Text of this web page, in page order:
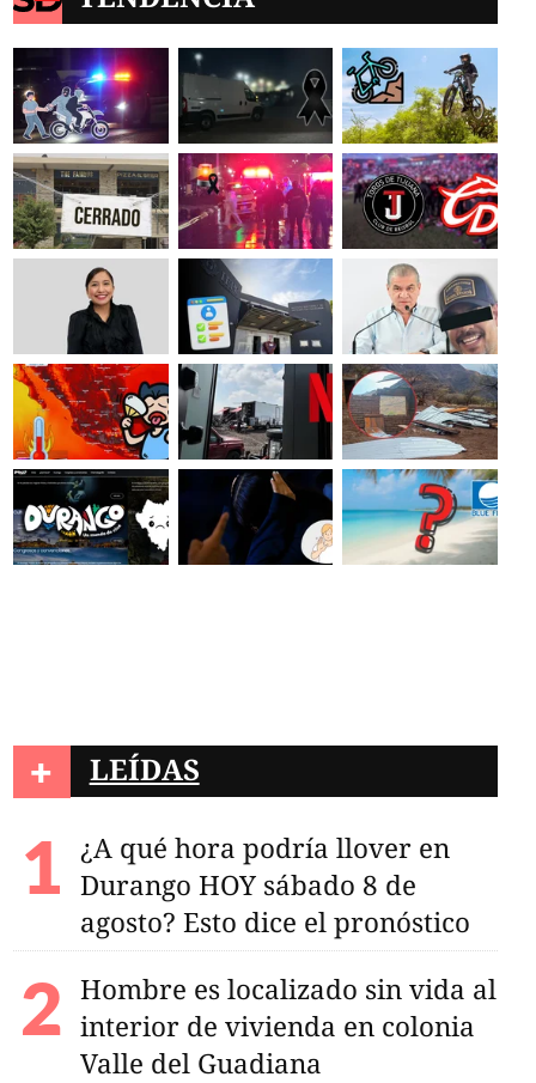
+ LEÍDAS
¿A qué hora podría llover en
Durango HOY sábado 8 de
agosto? Esto dice el pronóstico
Hombre es localizado sin vida al
interior de vivienda en colonia
Valle del Guadiana